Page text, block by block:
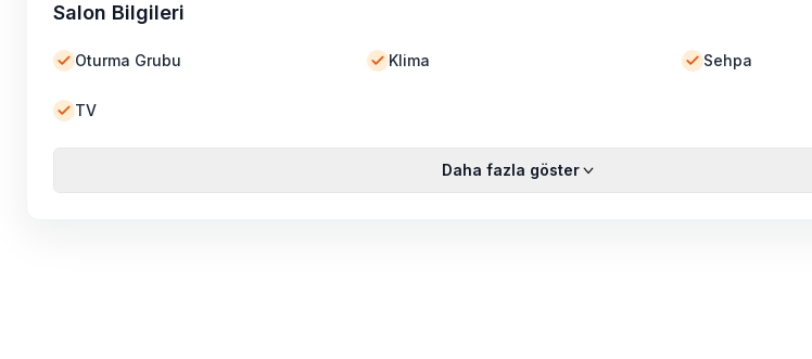
Salon Bilgileri
Oturma Grubu Klima Sehpa
TV
Daha fazla göster